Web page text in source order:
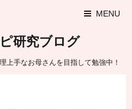
MENU
研究ブログ
上手なお母さんを目指して勉強中！